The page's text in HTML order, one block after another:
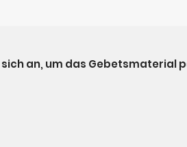
sich an, um das Gebetsmaterial